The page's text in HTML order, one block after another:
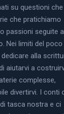
su questioni che
che pratichiamo
passioni seguite a
Nei limiti del poco
alla
aiutarvi a
complesse,
divertirvi. I conti
tasca nostra e ci